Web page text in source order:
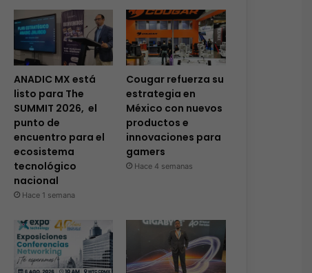
ANADIC MX está
listo para The
SUMMIT 2026, el
punto de
encuentro para el
ecosistema
tecnológico
nacional
Hace 1 semana
Cougar refuerza su
estrategia en
México con nuevos
productos e
innovaciones para
gamers
Hace 4 semanas